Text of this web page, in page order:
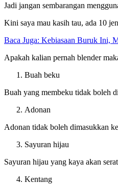
Jadi jangan sembarangan
Kini saya mau kasih tau, ada 10
Baca Juga: Kebiasaan Buruk Ini,
Apakah kalian pernah blender
Buah beku
Buah yang membeku tidak boleh
Adonan
Adonan tidak boleh dimasukkan
Sayuran hijau
Sayuran hijau yang kaya akan
Kentang